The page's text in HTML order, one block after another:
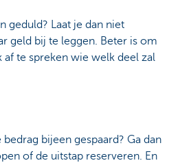
geduld? Laat je dan niet
geld bij te leggen. Beter is om
af te spreken wie welk deel zal
bijeen gespaard? Ga dan
of de uitstap reserveren. En